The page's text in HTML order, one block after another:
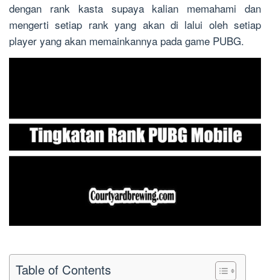
dengan rank kasta supaya kalian memahami dan
mengerti setiap rank yang akan di lalui oleh setiap
player yang akan memainkannya pada game PUBG.
Table of Contents